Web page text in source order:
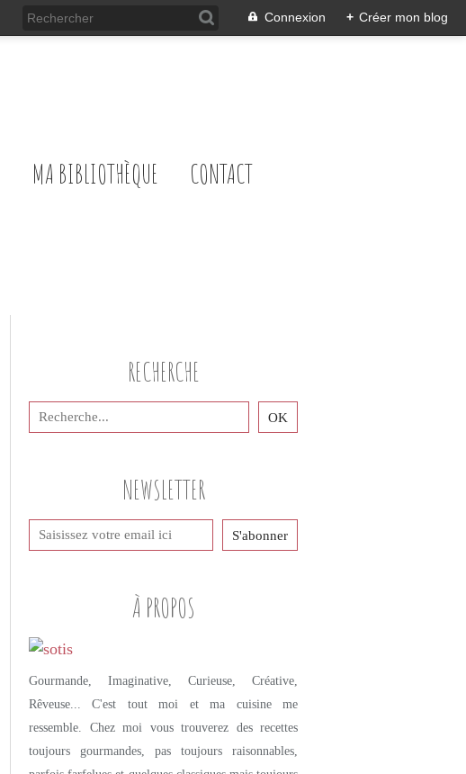
Connexion + Créer mon blog
MA BIBLIOTHÈQUE CONTACT
NEWSLETTER
RECHERCHE
À PROPOS
Gourmande, Imaginative, Curieuse, Créative,
Rêveuse... C'est tout moi et ma cuisine me
ressemble. Chez moi vous trouverez des recettes
toujours gourmandes, pas toujours raisonnables,